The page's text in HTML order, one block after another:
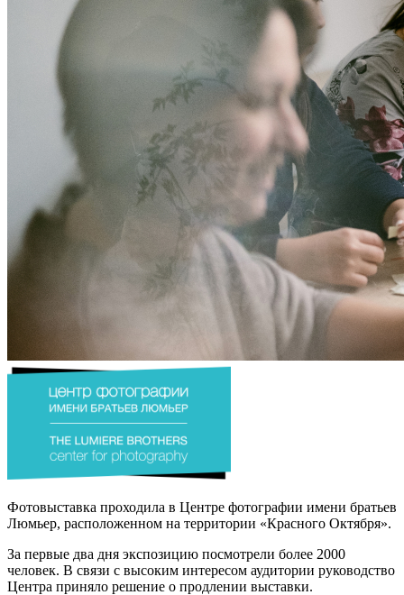
Фотовыставка проходила в Центре фотографии имени братьев
Люмьер, расположенном на территории «Красного Октября».
За первые два дня экспозицию посмотрели более 2000
человек. В связи с высоким интересом аудитории руководство
Центра приняло решение о продлении выставки.